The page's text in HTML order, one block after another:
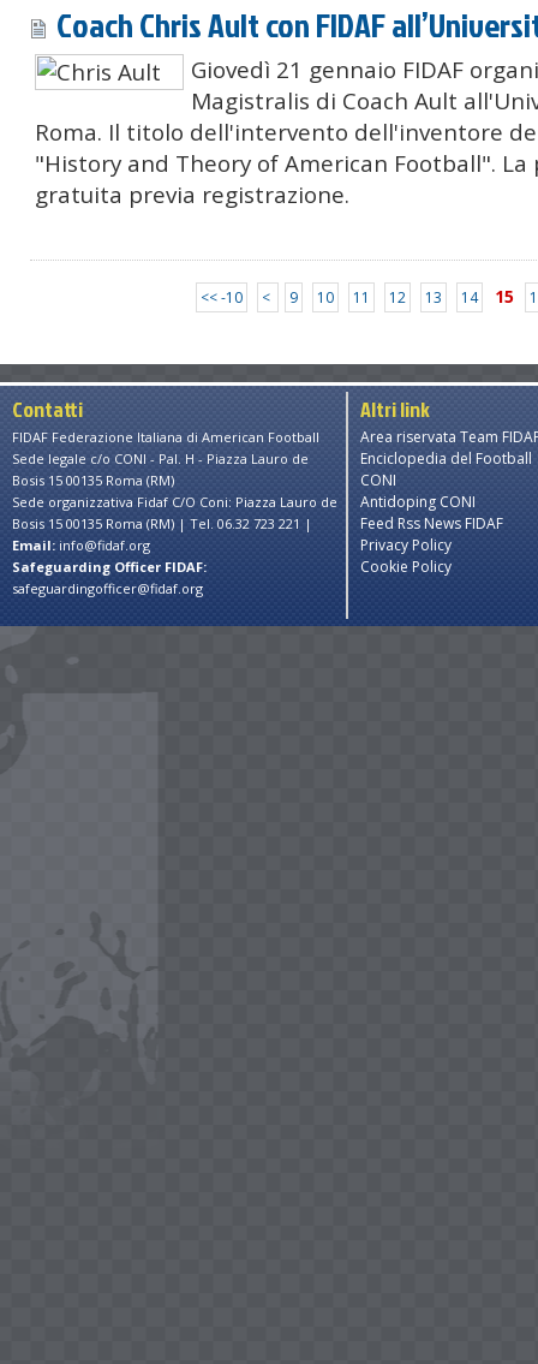
Coach Chris Ault con FIDAF
Giovedì 21 gennaio FIDAF
Magistralis di Coach Ault
Roma. Il titolo dell'intervento dell'inventore
"History and Theory of American Football".
gratuita previa registrazione.
<< -10 < 9 10 11 12 13 14 15
Contatti
FIDAF Federazione Italiana di American Football
Sede legale c/o CONI - Pal. H - Piazza Lauro de
Bosis 15 00135 Roma (RM)
Sede organizzativa Fidaf C/O Coni: Piazza Lauro de
Bosis 15 00135 Roma (RM) | Tel. 06.32 723 221 |
Email: info@fidaf.org
Safeguarding Officer FIDAF:
safeguardingofficer@fidaf.org
Altri link
Area riservata Team
Enciclopedia del Football
CONI
Antidoping CONI
Feed Rss News FIDAF
Privacy Policy
Cookie Policy